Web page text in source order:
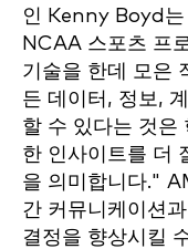
인 Kenny Boyd
NCAA 스포츠 프
기술을 한데 모은
든 데이터, 정보,
할 수 있다는 것은
한 인사이트를 더
을 의미합니다."
간 커뮤니케이션
결정을 향상시킬